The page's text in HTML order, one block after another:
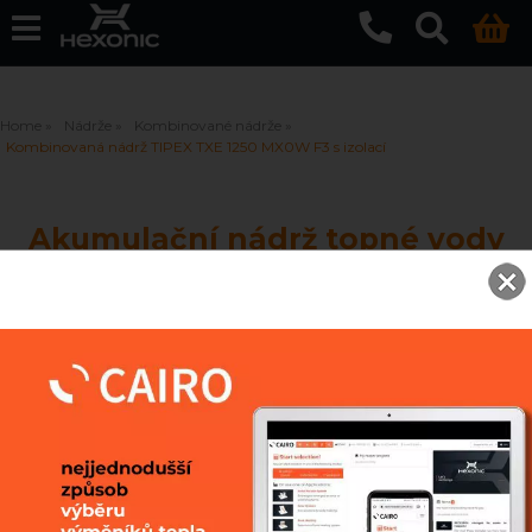
Home Nádrže
Kombinované nádrže
Kombinovaná nádrž TIPEX TXE 1250 MX0W F3 s izolací
Akumulační nádrž topné vody
s ohřívačem pitné vody, TIPEX
TXE 1250 MX0W F3 s izolací
Vyrovnávací akumulační nádrž topné vody s
ohřevem pitné vody v nerezovém výměníku